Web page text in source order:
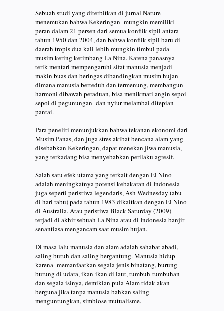
Sebuah studi yang diterbitkan di jurnal Nature
menemukan bahwa Kekeringan mungkin memiliki
peran dalam 21 persen dari semua konflik sipil antara
tahun 1950 dan 2004, dan bahwa konflik sipil baru di
daerah tropis dua kali lebih mungkin timbul pada
musim kering ketimbang La Nina. Karena panasnya
terik mentari mempengaruhi sifat manusia menjadi
makin buas dan beringas dibandingkan musim hujan
dimana manusia berteduh dan termenung, membangun
harmoni dibawah peraduan, bisa menikmati angin sepoi-
sepoi di pegunungan dan nyiur melambai ditepian
pantai.
Para peneliti menunjukkan bahwa tekanan ekonomi dari
Musim Panas, dan juga stres akibat bencana alam yang
disebabkan Kekeringan, dapat menekan jiwa manusia,
yang terkadang bisa menyebabkan perilaku agresif.
Salah satu efek utama yang terkait dengan El Nino
adalah meningkatnya potensi kebakaran di Indonesia
juga seperti peristiwa legendaris, Ash Wednesday (abu
di hari rabu) pada tahun 1983 dikaitkan dengan El Nino
di Australia. Atau peristiwa Black Saturday (2009)
terjadi di akhir sebuah La Nina atau di Indonesia banjir
senantiasa mengancam saat musim hujan.
Di masa lalu manusia dan alam adalah sahabat abadi,
saling butuh dan saling bergantung. Manusia hidup
karena memanfaatkan segala jenis binatang, burung-
burung di udara, ikan-ikan di laut, tumbuh-tumbuhan
dan segala isinya, demikian pula Alam tidak akan
berguna jika tanpa manusia bahkan saling
menguntungkan, simbiose mutualisme.